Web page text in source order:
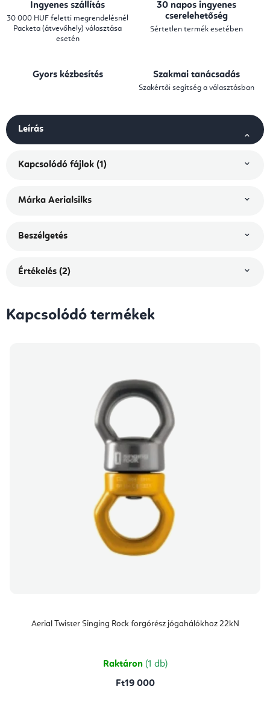
Ingyenes szállítás
30 000 HUF feletti megrendelésnél
Packeta (átvevőhely) választása
esetén
30 napos ingyenes
cserelehetőség
Sértetlen termék esetében
Gyors kézbesítés Szakmai tanácsadás
Szakértői segítség a választásban
Leírás
Kapcsolódó fájlok (1)
Márka Aerialsilks
Beszélgetés
Értékelés (2)
Kapcsolódó termékek
Aerial Twister Singing Rock forgórész jógahálókhoz 22kN
Raktáron (1 db)
Ft19 000